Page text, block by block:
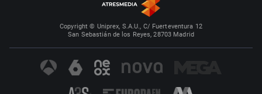
Copyright © Uniprex, S.A.U., C/ Fuerteventura 12
San Sebastián de los Reyes, 28703 Madrid